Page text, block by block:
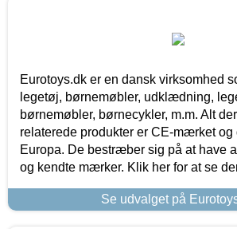
Eurotoys.dk er en dansk virksomhed
legetøj, børnemøbler, udklædning,
børnemøbler, børnecykler, m.m. Alt
relaterede produkter er CE-mærket og
Europa. De bestræber sig på at have
og kendte mærker. Klik her for at se
Se udvalget på